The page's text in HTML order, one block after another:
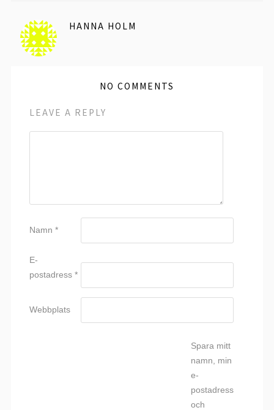
HANNA HOLM
NO COMMENTS
LEAVE A REPLY
Namn *
E-
postadress *
Webbplats
Spara mitt
namn, min
e-
postadress
och